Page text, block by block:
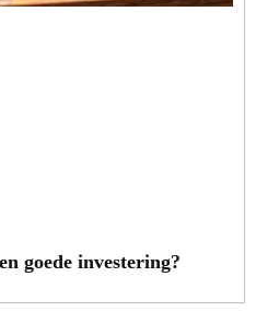
goede investering?